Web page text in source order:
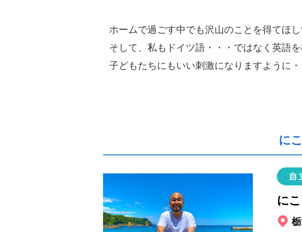
ホームで過ごす中でも沢山のことを得てほし
そして、私もドイツ語・・・ではなく英語
子どもたちにもいい刺激になりますように
に
自
に